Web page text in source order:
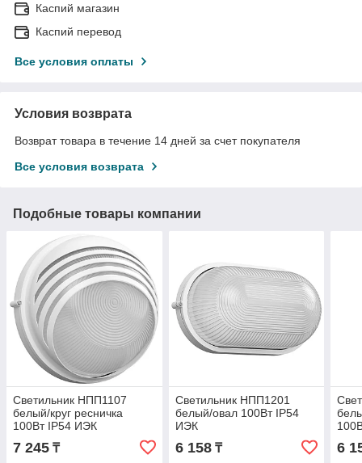
Каспий магазин
Каспий перевод
Все условия оплаты
Условия возврата
Возврат товара в течение 14 дней за счет покупателя
Все условия возврата
Подобные товары компании
Светильник НПП1107
белый/круг ресничка
100Вт IP54 ИЭК
7 245 ₸
Светильник НПП1201
белый/овал 100Вт IP54
ИЭК
6 158₸ 6